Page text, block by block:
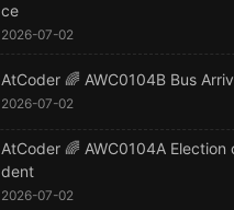
ce
2026-07-02
AtCoder 🌈 AWC0104B Bus
2026-07-02
AtCoder 🌈 AWC0104A Election
dent
2026-07-02